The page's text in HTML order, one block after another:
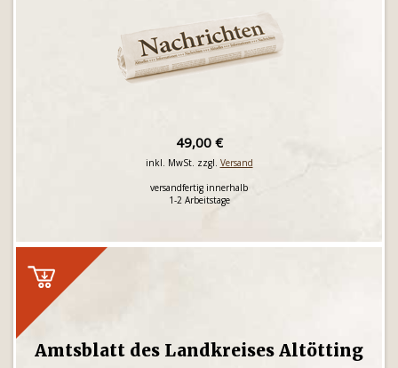
49,00 €
inkl. MwSt. zzgl. Versand
versandfertig innerhalb
1-2 Arbeitstage
Amtsblatt des Landkreises Altötting